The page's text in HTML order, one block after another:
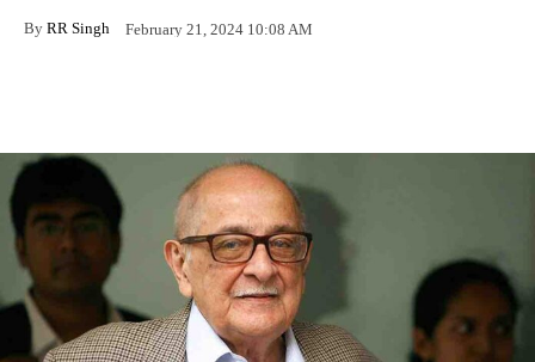
By RR Singh February 21, 2024 10:08 AM